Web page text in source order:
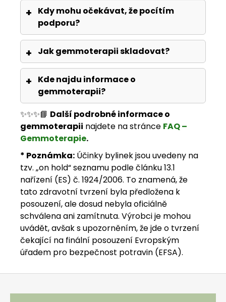
Kdy mohu očekávat, že pocítím
podporu?
Jak gemmoterapii skladovat?
Kde najdu informace o
gemmoterapii?
✨✨✨📘 Další podrobné informace o
gemmoterapii najdete na stránce FAQ –
Gemmoterapie.
* Poznámka: Účinky bylinek jsou uvedeny na
tzv. „on hold“ seznamu podle článku 13.1
nařízení (ES) č. 1924/2006. To znamená, že
tato zdravotní tvrzení byla předložena k
posouzení, ale dosud nebyla oficiálně
schválena ani zamítnuta. Výrobci je mohou
uvádět, avšak s upozorněním, že jde o tvrzení
čekající na finální posouzení Evropským
úřadem pro bezpečnost potravin (EFSA).